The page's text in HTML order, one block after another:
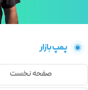
پمپ بازار
صفحه نخست